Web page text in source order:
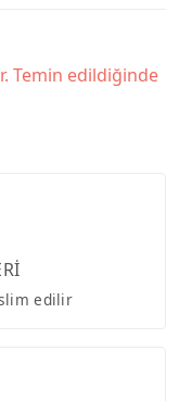
Temin edildiğinde
edilir